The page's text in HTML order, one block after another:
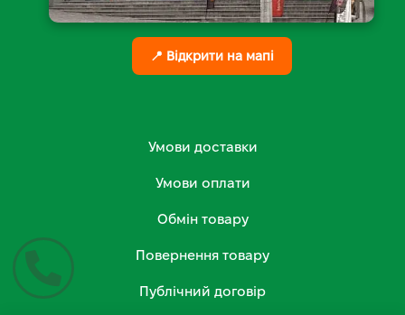
📍 Відкрити на мапі
Умови доставки
Умови оплати
Обмін товару
Повернення товару
Публічний договір